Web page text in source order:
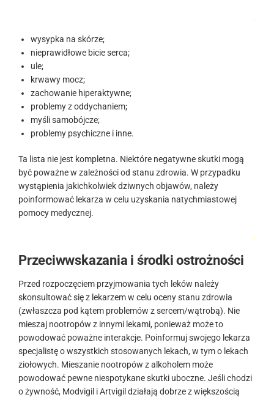
.
wysypka na skórze;
nieprawidłowe bicie serca;
ule;
krwawy mocz;
zachowanie hiperaktywne;
problemy z oddychaniem;
myśli samobójcze;
problemy psychiczne i inne.
Ta lista nie jest kompletna. Niektóre negatywne skutki mogą
być poważne w zależności od stanu zdrowia. W przypadku
wystąpienia jakichkolwiek dziwnych objawów, należy
poinformować lekarza w celu uzyskania natychmiastowej
pomocy medycznej.
Przeciwwskazania i środki ostrożności
Przed rozpoczęciem przyjmowania tych leków należy
skonsultować się z lekarzem w celu oceny stanu zdrowia
(zwłaszcza pod kątem problemów z sercem/wątrobą). Nie
mieszaj nootropów z innymi lekami, ponieważ może to
powodować poważne interakcje. Poinformuj swojego lekarza
specjalistę o wszystkich stosowanych lekach, w tym o lekach
ziołowych. Mieszanie nootropów z alkoholem może
powodować pewne niespotykane skutki uboczne. Jeśli chodzi
o żywność, Modvigil i Artvigil działają dobrze z większością